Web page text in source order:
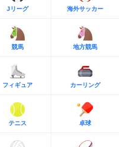
Jリーグ 海外サッカー
競馬 地方競馬
フィギュア カーリング
テニス 卓球